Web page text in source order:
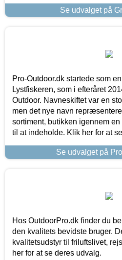
Se udvalget på
Pro-Outdoor.dk startede som
Lystfiskeren, som i efteråret
Outdoor. Navneskiftet var en
men det nye navn
sortiment, butikken igennem
til at indeholde. Klik her for at
Se udvalget på
Hos OutdoorPro.dk finder du
den kvalitets bevidste bruger.
kvalitetsudstyr til friluftslivet,
her for at se deres udvalg.